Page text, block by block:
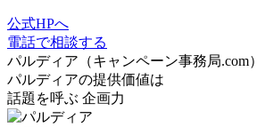
公式HPへ
電話で相談する
パルディア（キャンペーン事務局.com）
パルディアの提供価値は
話題を呼ぶ 企画力